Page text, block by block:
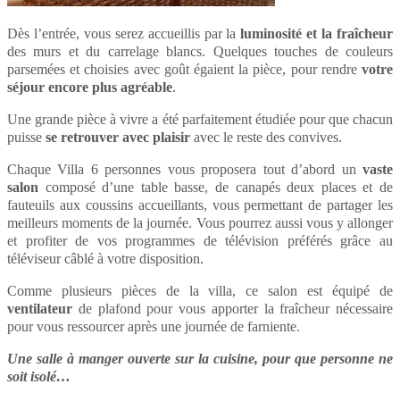
Dès l’entrée, vous serez accueillis par laluminosité et la fraîcheur
des murs et du carrelage blancs. Quelques touches de couleurs
parsemées et choisies avec goût égaient la pièce, pour rendre votre
séjour encore plus agréable.
Une grande pièce à vivre a été parfaitement étudiée pour que chacun
puisse se retrouver avec plaisir avec le reste des convives.
Chaque Villa 6 personnes vous proposera tout d’abord un vaste
salon composé d’une table basse, de canapés deux places et de
fauteuils aux coussins accueillants, vous permettant de partager les
meilleurs moments de la journée. Vous pourrez aussi vous y allonger
et profiter de vos programmes de télévision préférés grâce au
téléviseur câblé à votre disposition.
Comme plusieurs pièces de la villa, ce salon est équipé de
ventilateur de plafond pour vous apporter la fraîcheur nécessaire
pour vous ressourcer après une journée de farniente.
Une salle à manger ouverte sur la cuisine, pour que personne ne
soit isolé…